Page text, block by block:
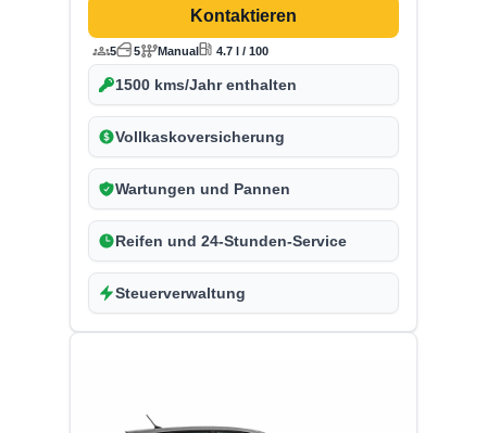
Kontaktieren
5 5 Manual 4.7 l / 100
1500 kms/Jahr enthalten
Vollkaskoversicherung
Wartungen und Pannen
Reifen und 24-Stunden-Service
Steuerverwaltung